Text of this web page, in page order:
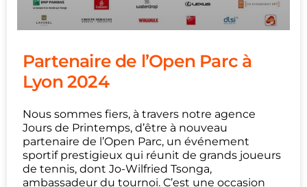
Partenaire de l’Open Parc à
Lyon 2024
Nous sommes fiers, à travers notre agence
Jours de Printemps, d’être à nouveau
partenaire de l’Open Parc, un événement
sportif prestigieux qui réunit de grands joueurs
de tennis, dont Jo-Wilfried Tsonga,
ambassadeur du tournoi. C’est une occasion